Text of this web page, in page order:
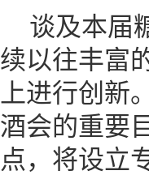
谈及本届
续以往丰富
上进行创新
酒会的重要
点，将设立